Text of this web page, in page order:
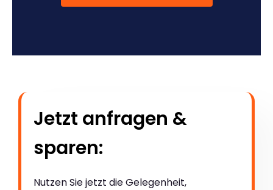
Jetzt anfragen &
sparen:
Nutzen Sie jetzt die Gelegenheit,